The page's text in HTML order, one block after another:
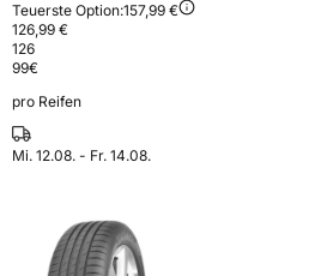
Teuerste Option:157,99 €
126,99 €
126
99€
pro Reifen
Mi. 12.08. - Fr. 14.08.